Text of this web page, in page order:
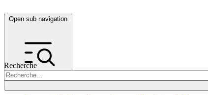
Open sub navigation
Recherche